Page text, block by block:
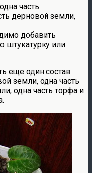
часть
дерновой земли,
добавить
штукатурку или
еще один состав
земли, одна часть
одна часть торфа и